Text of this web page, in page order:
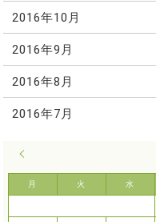
2016年10月
2016年9月
2016年8月
2016年7月
月 火 水